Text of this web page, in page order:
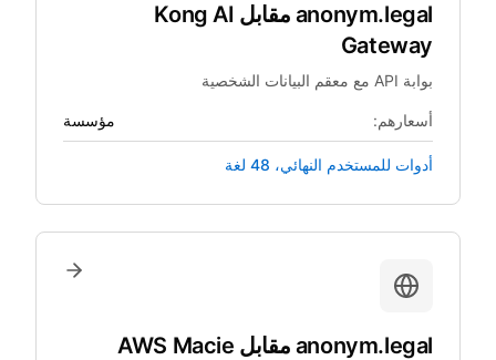
anonym.legal مقابل Kong AI
Gateway
بوابة API مع معقم البيانات الشخصية
أسعارهم: مؤسسة
أدوات للمستخدم النهائي، 48 لغة
anonym.legal مقابل AWS Macie